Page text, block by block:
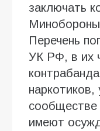
заключать
Перечень
УК РФ, в их
наркотиков,
сообществе
имеют